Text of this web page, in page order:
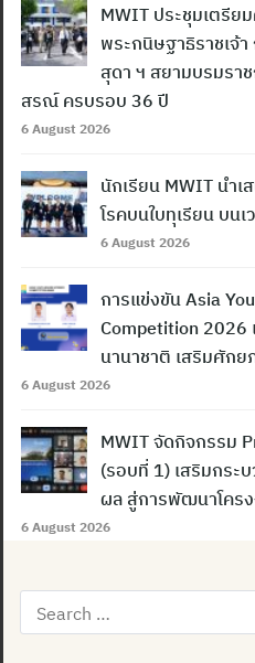
Search
for:
MWIT ประชุมเตรีย
พระกนิษฐาธิราชเจ้
สุดา ฯ สยามบรมรา
สรณ์ ครบรอบ 36 ปี
6 August 2026
นักเรียน MWIT นำ
โรคบนใบทุเรียน บน
6 August 2026
การแข่งขัน Asia
Competition 2026
นานาชาติ เสริมศัก
6 August 2026
MWIT จัดกิจกรรม
(รอบที่ 1) เสริมกระ
ผล สู่การพัฒนาโคร
6 August 2026
Search
for: